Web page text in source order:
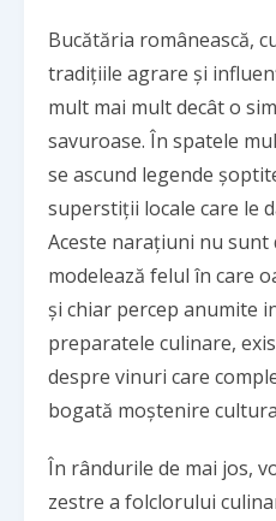
Bucătăria românească,
tradițiile agrare și
mult mai mult decât o
savuroase. În spatele
se ascund legende
superstiții locale care le
Aceste narațiuni nu
modelează felul în care
și chiar percep anumite
preparatele culinare,
despre vinuri care
bogată moștenire
În rândurile de mai jos,
zestre a folclorului